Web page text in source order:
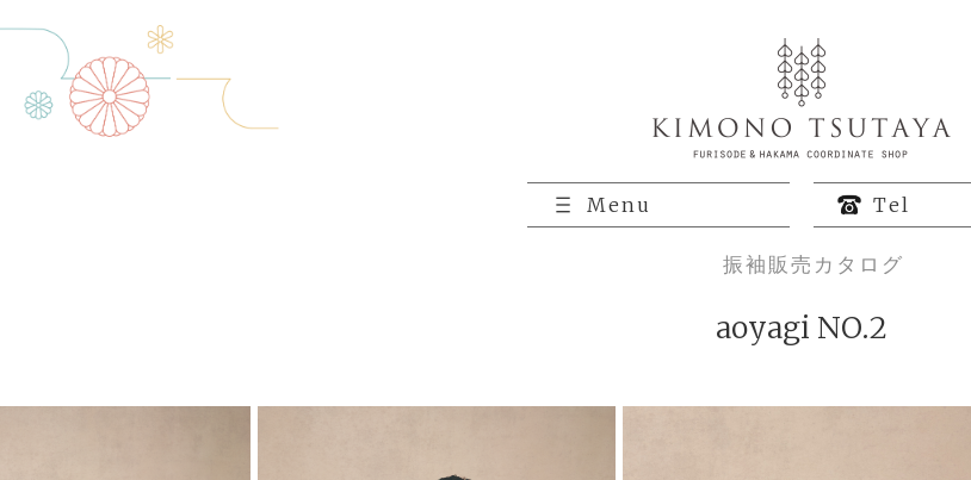
Menu Tel
振袖販売カタログ
aoyagi NO.2